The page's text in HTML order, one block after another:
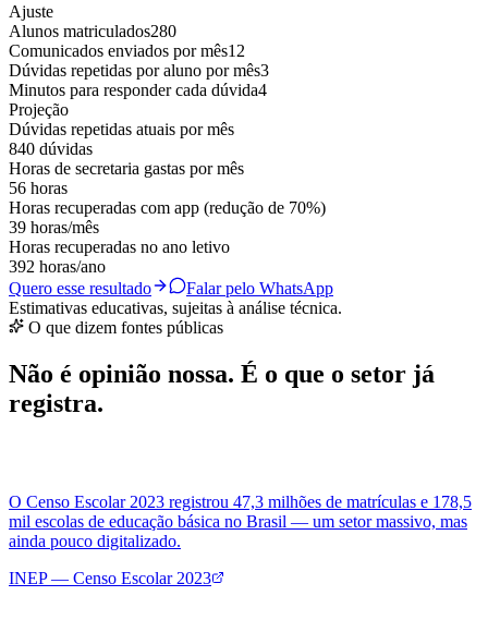
Ajuste
Alunos matriculados280
Comunicados enviados por mês12
Dúvidas repetidas por aluno por mês3
Minutos para responder cada dúvida4
Projeção
Dúvidas repetidas atuais por mês
840 dúvidas
Horas de secretaria gastas por mês
56 horas
Horas recuperadas com app (redução de 70%)
39 horas/mês
Horas recuperadas no ano letivo
392 horas/ano
Quero esse resultado
Falar pelo WhatsApp
Estimativas educativas, sujeitas à análise técnica.
O que dizem fontes públicas
Não é opinião nossa. É o que o setor já
registra.